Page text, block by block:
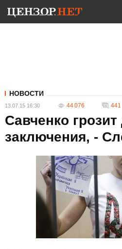
НОВОСТИ
13.07.15 16:30 44 076 441
Савченко
заключения, -